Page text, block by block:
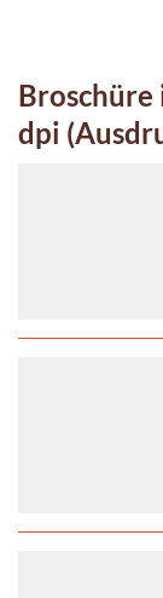
Broschüre
dpi